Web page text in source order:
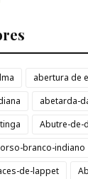
abertura de
abetarda-
Abutre-de-
branco-indiano
de-lappet